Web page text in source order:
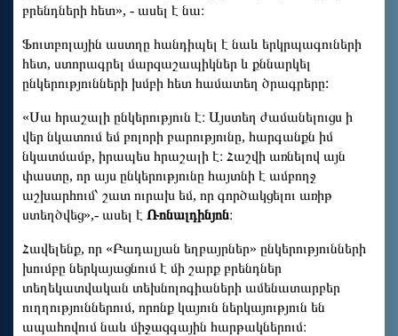
բրենդների հետ», - ասել է նա։
Ֆուտբոլային աստղը հանդիպել է նաև երկրպագուների
հետ, ստորագրել մարզաշապիկներ և քննարկել
ընկերությունների խմբի հետ համատեղ ծրագրերը:
«Սա հրաշալի ընկերություն է։ Այստեղ ժամանելուցս ի
վեր նկատում եմ բոլորի բարությունը, հարգանքն իմ
նկատմամբ, իրապես հրաշալի է։ Հաշվի առնելով այն
փաստը, որ այս ընկերությունը հայտնի է ամբողջ
աշխարհում՝ շատ ուրախ եմ, որ գործակցելու առիթ
ստեղծվեց»,- ասել է Ռոնալդինյոն։
Հավելենք, որ «Բադալյան եղբայրներ» ընկերությունների
խումբը ներկայացնում է մի շարք բրենդներ
տեղեկատվական տեխնոլոգիաների ամենատարբեր
ուղղություններում, որոնք կայուն ներկայություն են
ապահովում նաև միջազգային հարթակներում։